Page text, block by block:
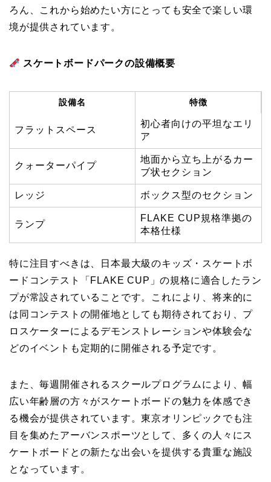
ろん、これから始めたい方にとっても安全で楽しい環
境が提供されています。
スケートボードパークの設備概要
設備名 特徴
フラットスペース
初心者向けの平坦なエリ
ア
クォーターパイプ
地面から立ち上がるカー
ブ状セクション
レッジ ボックス型のセクション
ランプ
FLAKE CUP規格準拠の
本格仕様
特に注目すべきは、日本最大級のキッズ・スケートボ
ードコンテスト「FLAKE CUP」の規格に適合したラン
プが常設されていることです。これにより、将来的に
は同コンテストの開催地としても期待されており、プ
ロスケーターによるデモンストレーションや体験会な
どのイベントも定期的に開催される予定です。
また、毎週開催されるスクールプログラムにより、幅
広い年齢層の方々がスケートボードの魅力を体感でき
る機会が提供されています。東京オリンピックでも注
目を集めたアーバンスポーツとして、多くの人々にス
ケートボードとの新たな出会いを提供する貴重な施設
となっています。